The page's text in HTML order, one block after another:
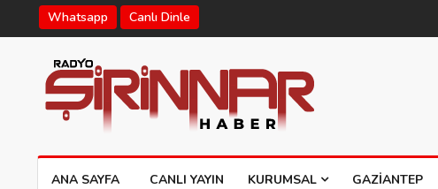
Whatsapp Canlı Dinle
ANA SAYFA CANLI YAYIN KURUMSAL GAZIANTEP